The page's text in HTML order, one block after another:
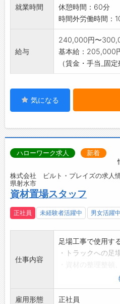
就業時間
休憩時間：60分
時間外労働時間：
給与
240,000円〜
基本給：205,000
（賃金・手当_固
気になる
ハローワーク求人 新着
株式会社 ビルト・プレイズの求人
県射水市
資材置場スタッフ
正社員 未経験者活躍中 男女活躍中
仕事内容
足場工事で使用す
・トラックへの足
・フォークリフト
・資材置場内の清
現在1名が従事し
雇用形態 正社員